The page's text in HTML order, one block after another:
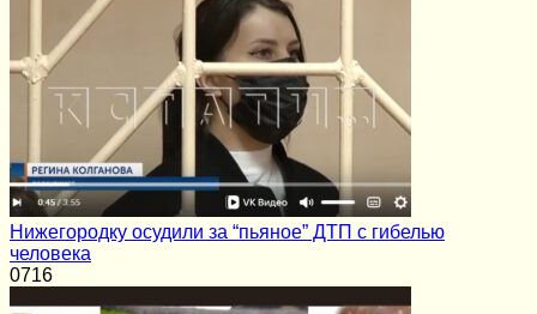
Нижегородку осудили за “пьяное” ДТП с гибелью
человека
0716